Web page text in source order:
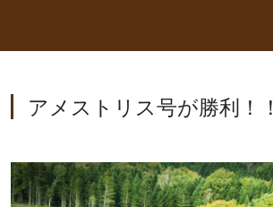
アメストリス号が勝利！！